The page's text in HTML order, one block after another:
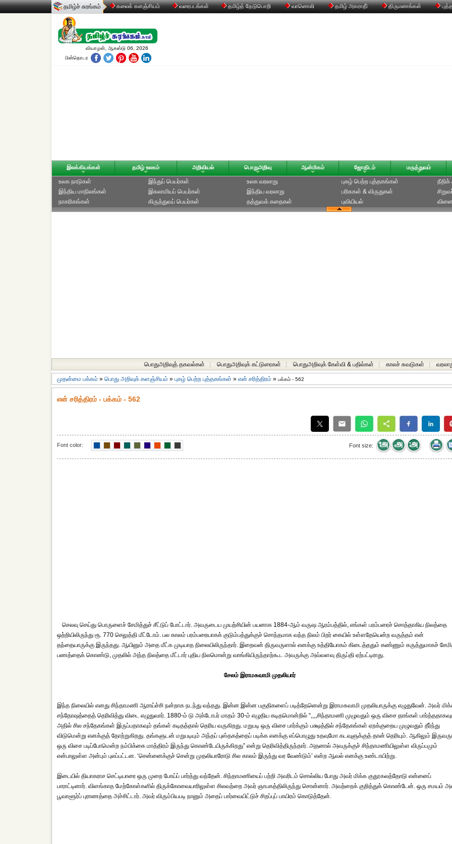
தமிழ்ச் சுரங்கம் கலைக் களஞ்சியம் வரைபடங்கள் தமிழ்த் தேடுபொறி வானொலி தமிழ் அகராதி் திருமணங்கள்
வியாழன், ஆகஸ்டு 06, 2026
பின்தொடர
இலக்கியங்கள் தமிழ் உலகம் அறிவியல் பொதுஅறிவு ஆன்மிகம் ஜோதிடம் மருத்துவம்
உலக நாடுகள்
இந்திய மாநிலங்கள்
நாகரிகங்கள்
இந்துப் பெயர்கள்
இசுலாமியப் பெயர்கள்
கிருத்துவப் பெயர்கள்
உலக வரலாறு
இந்திய வரலாறு
தத்துவக் கதைகள்
புகழ் பெற்ற புத்தகங்கள்
பரிசுகள் & விருதுகள்
புவியியல்
பொதுஅறிவுத் தகவல்கள் பொதுஅறிவுக் கட்டுரைகள் பொதுஅறிவுக் கேள்வி & பதில்கள் காலச் சுவடுகள்
முதன்மை பக்கம் » பொது அறிவுக் களஞ்சியம் » புகழ் பெற்ற புத்தகங்கள் » என் சரித்திரம் » பக்கம் - 562
என் சரித்திரம் - பக்கம் - 562
Font color: Font size:
செலவு செய்து பொருளைச் சேமித்துச் சீட்டுப் போட்டார். அவருடைய முயற்சியின் பயனாக 1884-ஆம் வருஷ ஆரம்பத்தில், எங்கள் பரம்பரைச் சொத்தாகிய நிலத்தை
ஒற்றியிலிருந்து ரூ. 770 செலுத்தி மீட்டோம். பல காலம் பரம்பரையாகக் குடும்பத்துக்குச் சொந்தமாக வந்த நிலம் பிறர் கையில் உள்ளதேயென்ற வருத்தம் என்
தந்தையாருக்கு இருந்தது. ஆயினும் அதை மீட்க முடியாத நிலையிலிருந்தார். இறைவன் திருவருளால் எனக்கு உத்தியோகம் கிடைத்ததும் கண்ணும் கருத்துமாகச்
பணத்தைக் கொண்டு, முதலில் அந்த நிலத்தை மீட்டார் புதிய நிலமொன்று வாங்கியிருந்தாற்கூட அவருக்கு அவ்வளவு திருப்தி ஏற்பட்டிராது.
சேலம் இராமசுவாமி முதலியார்
இந்த நிலையில் எனது சிந்தாமணி ஆராய்ச்சி நன்றாக நடந்து வந்தது. இன்ன இன்ன பகுதிகளைப் படித்தேனென்று இராமசுவாமி முதலியாருக்கு எழுதுவேன். அவர்
சந்தோஷத்தைத் தெரிவித்து விடை எழுதுவார். 1880-ம் டு அக்டோபர் மாதம் 30-ம் எழுதிய கடிதமொன்றில் “,,,,சிந்தாமணி முழுவதும் ஒரு விசை தாங்கள்
அதில் சில சந்தேகங்கள் இருப்பதாகவும் தங்கள் கடிதத்தால் தெரிய வருகிறது. மறுபடி ஒரு விசை பார்க்கும் பக்ஷத்தில் சந்தேகங்கள் ஏறக்குறைய முழுவதும் தீர்ந்து
விடுமென்று எனக்குத் தோற்றுகிறது. தங்களுடன் மறுபடியும் அந்தப் புஸ்தகத்தைப் படிக்க எனக்கு எப்பொழுது உதவுமோ கடவுளுக்குத் தான் தெரியும். ஆகிலும்
ஒரு விசை படிப்போமென்ற நம்பிக்கை மாத்திரம் இருந்து கொண்டேயிருக்கிறது” என்று தெரிவித்திருந்தார். அதனால் அவருக்குச் சிந்தாமணியிலுள்ள விருப்பமும்
என்பாலுள்ள அன்பும் புலப்பட்டன. ‘சென்னைக்குச் சென்று முதலியாரோடு சில காலம் இருந்து வர வேண்டும்’ என்ற ஆவல் எனக்கு உண்டாயிற்று.
இடையில் தியாகராச செட்டியாரை ஒரு முறை போய்ப் பார்த்து வந்தேன். சிந்தாமணியைப் பற்றி அவரிடம் சொல்லிய போது அவர் மிக்க குதூகலத்தோடு என்னைப்
பாராட்டினார். விளங்காத மேற்கோள்களில் திருக்கோவையாரிலுள்ள சிலவற்றை அவர் ஞாபகத்திலிருந்து சொன்னார். அவற்றைக் குறித்துக் கொண்டேன். ஒரு சமயம்
பூவாளூர்ப் புராணத்தை அச்சிட்டார். அவர் விரும்பியபடி நானும் அதைப் பார்வையிட்டுச் சிறப்புப் பாயிரம் கொடுத்தேன்.